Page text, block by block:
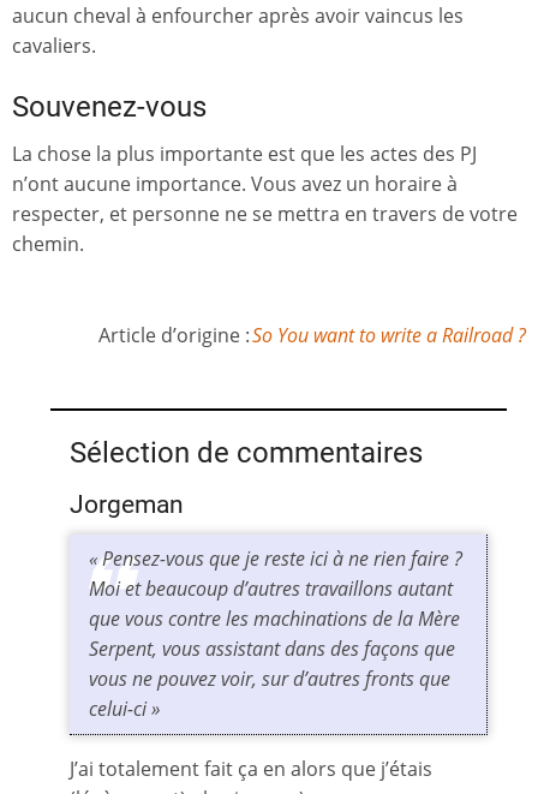
aucun cheval à enfourcher après avoir vaincus les
cavaliers.
Souvenez-vous
La chose la plus importante est que les actes des PJ
n’ont aucune importance. Vous avez un horaire à
respecter, et personne ne se mettra en travers de votre
chemin.
Article d’origine :So You want to write a Railroad ?
Sélection de commentaires
Jorgeman
« Pensez-vous que je reste ici à ne rien faire ?
Moi et beaucoup d’autres travaillons autant
que vous contre les machinations de la Mère
Serpent, vous assistant dans des façons que
vous ne pouvez voir, sur d’autres fronts que
celui-ci »
J’ai totalement fait ça en alors que j’étais